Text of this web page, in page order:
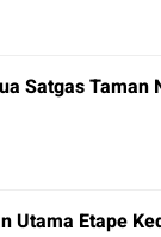
Satgas Taman
Utama Etape